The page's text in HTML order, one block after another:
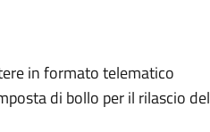
in formato telematico
di bollo per il rilascio del